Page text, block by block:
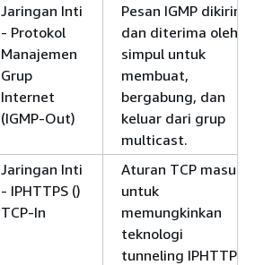
Jaringan Inti
- Protokol
Manajemen
Grup
Internet
(IGMP-Out)
Pesan IGMP dikirim
dan diterima oleh
simpul untuk
membuat,
bergabung, dan
keluar dari grup
multicast.
Jaringan Inti
- IPHTTPS ()
TCP-In
Aturan TCP masuk
untuk
memungkinkan
teknologi
tunneling IPHTTPS